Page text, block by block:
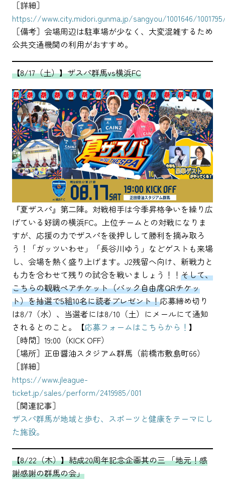
［詳細］
https://www.city.midori.gunma.jp/sangyou/1001646/
［備考］会場周辺は駐車場が少なく、大変混雑するため
公共交通機関の利用がおすすめ。
【8/17（土）】ザスパ群馬vs横浜FC
『夏ザスパ』第二陣。対戦相手は今季昇格争いを繰り広
げている好調の横浜FC。上位チームとの対戦になりま
すが、応援の力でザスパを後押しして勝利を摘み取ろ
う！「ガッツいわせ」「長谷川ゆう」などゲストも来場
し、会場を熱く盛り上げます。J2残留へ向け、新戦力と
も力を合わせて残りの試合を戦いましょう！！ そして、
こちらの観戦ペアチケット（バック自由席QRチケッ
ト）を抽選で5組10名に読者プレゼント！応募締め切り
は8/7（水）、当選者には8/10（土）にメールにて通知
されるとのこと。【応募フォームはこちらから！ 】
［時間］19:00（KICK OFF）
［場所］正田醤油スタジアム群馬（前橋市敷島町66）
［詳細］
https://www.jleague-
ticket.jp/sales/perform/2419985/001
［関連記事］
ザスパ群馬が地域と歩む、スポーツと健康をテーマにし
た施設。
【8/22（木）】結成20周年記念企画其の三 「地元！感
謝感謝の群馬の会」